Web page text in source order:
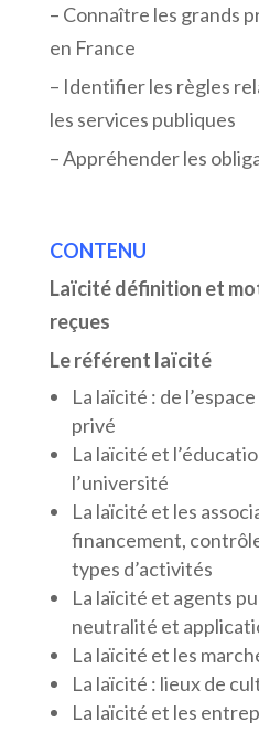
– Connaître les grands
en France
– Identifier les règles
les services publiques
– Appréhender les
CONTENU
Laïcité définition et
reçues
Le référent laïcité
La laïcité : de
privé
La laïcité et
l’université
La laïcité et les
financement,
types d’activités
La laïcité et agents
neutralité et
La laïcité et les
La laïcité : lieux de
La laïcité et les